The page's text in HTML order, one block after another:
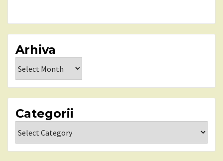
Arhiva
Categorii